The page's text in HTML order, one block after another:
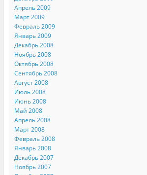
Апрель 2009
Март 2009
Февраль 2009
Январь 2009
Декабрь 2008
Ноябрь 2008
Октябрь 2008
Сентябрь 2008
Август 2008
Июль 2008
Июнь 2008
Май 2008
Апрель 2008
Март 2008
Февраль 2008
Январь 2008
Декабрь 2007
Ноябрь 2007